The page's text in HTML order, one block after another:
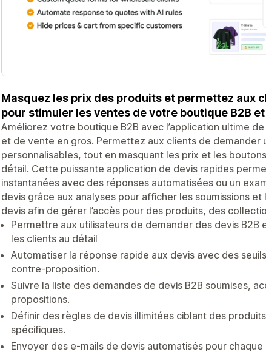
Masquez les prix des produits et permettez aux
pour stimuler les ventes de votre boutique B2B
Améliorez votre boutique B2B avec l’application ultime
et de vente en gros. Permettez aux clients de demander
personnalisables, tout en masquant les prix et les
détail. Cette puissante application de devis rapides
instantanées avec des réponses automatisées ou un
devis grâce aux analyses pour afficher les soumissions
devis afin de gérer l’accès pour des produits, des
Permettre aux utilisateurs de demander des devis
les clients au détail
Automatiser la réponse rapide aux devis avec des
contre-proposition.
Suivre la liste des demandes de devis B2B soumises,
propositions.
Définir des règles de devis illimitées ciblant des
spécifiques.
Envoyer des e-mails de devis automatisés pour